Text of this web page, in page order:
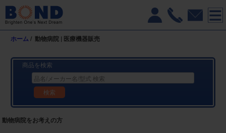
ホーム/ 動物病院 | 医療機器販売
商品を検索
検索
動物病院をお考えの方